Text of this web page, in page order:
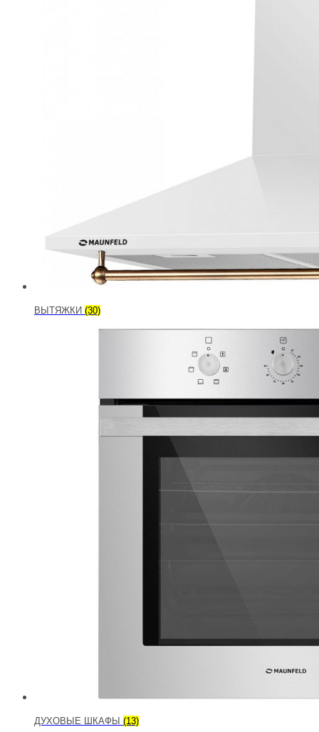
ВЫТЯЖКИ (30)
ДУХОВЫЕ ШКАФЫ (13)